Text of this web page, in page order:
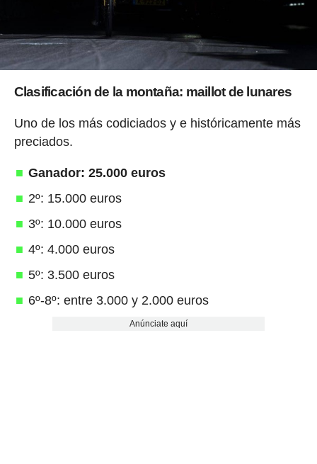
Clasificación de la montaña: maillot de lunares
Uno de los más codiciados y e históricamente más
preciados.
Ganador: 25.000 euros
2º: 15.000 euros
3º: 10.000 euros
4º: 4.000 euros
5º: 3.500 euros
6º-8º: entre 3.000 y 2.000 euros
Anúnciate aquí